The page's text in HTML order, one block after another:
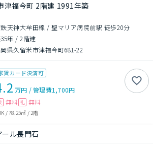
津福今町 2階建 1991年築
天神大牟田線 / 聖マリア病院前駅 徒歩20分
年 /2階建
県久留米市津福今町681-22
賃カード決済可
万円 /管理費1,700円
無料 礼 無料
/78.25㎡ /2階
ール長門石